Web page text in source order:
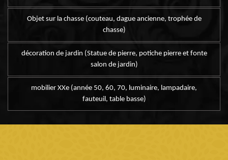
Objet sur la chasse (couteau, dague ancienne, trophée de
chasse)
décoration de jardin (Statue de pierre, potiche pierre et fonte
salon de jardin)
mobilier XXe (année 50, 60, 70, luminaire, lampadaire,
fauteuil, table basse)